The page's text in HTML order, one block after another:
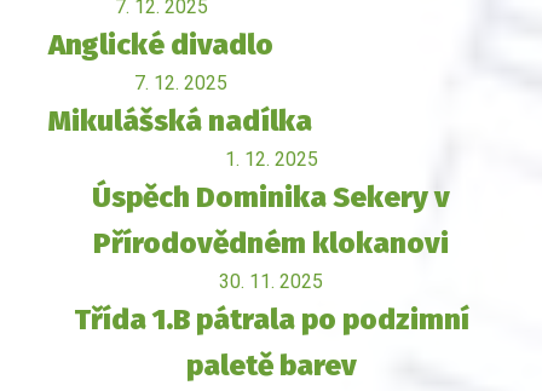
7. 12. 2025
Anglické divadlo
7. 12. 2025
Mikulášská nadílka
1. 12. 2025
Úspěch Dominika Sekery v
Přírodovědném klokanovi
30. 11. 2025
Třída 1.B pátrala po podzimní
paletě barev